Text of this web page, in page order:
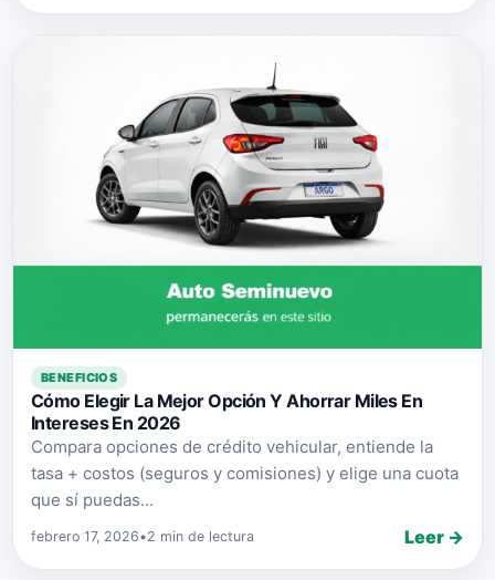
BENEFICIOS
Cómo Elegir La Mejor Opción Y Ahorrar Miles En
Intereses En 2026
Compara opciones de crédito vehicular, entiende la
tasa + costos (seguros y comisiones) y elige una cuota
que sí puedas...
febrero 17, 2026•2 min de lectura Leer →